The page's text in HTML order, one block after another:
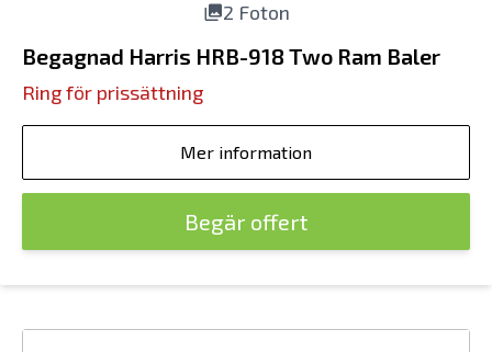
2 Foton
Begagnad Harris HRB-918 Two Ram Baler
Ring för prissättning
Mer information
Begär offert